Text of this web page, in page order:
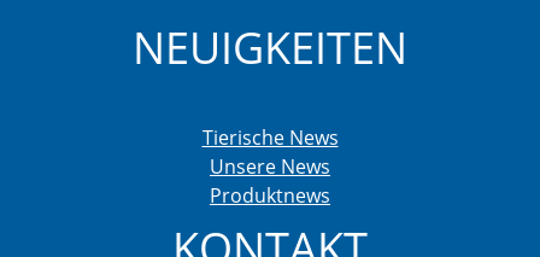
NEUIGKEITEN
Tierische News
Unsere News
Produktnews